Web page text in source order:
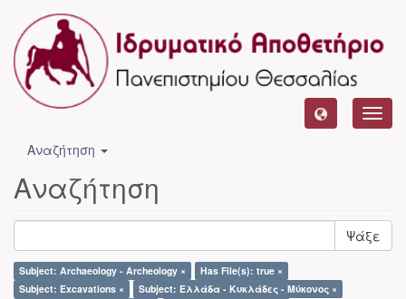
Αναζήτηση
Αναζήτηση
Ψάξε
Subject: Archaeology - Archeology ×
Has File(s): true ×
Subject: Excavations ×
Subject: Ελλάδα - Κυκλάδες - Μύκονος ×